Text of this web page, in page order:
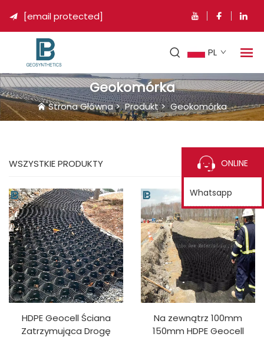
 [email protected]
PL
Geokomórka
Strona Główna>Produkt>Geokomórka
WSZYSTKIE PRODUKTY
HDPE Geocell Ściana
Zatrzymująca Drogę
Na zewnątrz 100mm
150mm HDPE Geocell
ONLINE
Whatsapp